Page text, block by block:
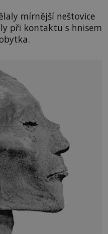
mírnější neštovice
při kontaktu s hnisem